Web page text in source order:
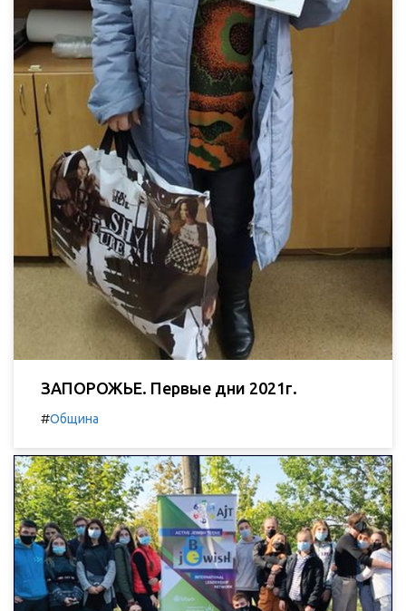
ЗАПОРОЖЬЕ. Первые дни 2021г.
#Община